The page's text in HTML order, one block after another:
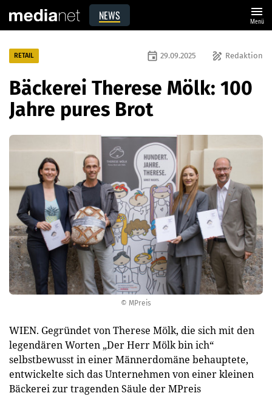
NEWS menu
Menü
© MPreis
RETAIL draw Redaktion
event 29.09.2025
Bäckerei Therese Mölk: 100
Jahre pures Brot
WIEN. Gegründet von Therese Mölk, die sich mit den
legendären Worten „Der Herr Mölk bin ich“
selbstbewusst in einer Männerdomäne behauptete,
entwickelte sich das Unternehmen von einer kleinen
Bäckerei zur tragenden Säule der MPreis